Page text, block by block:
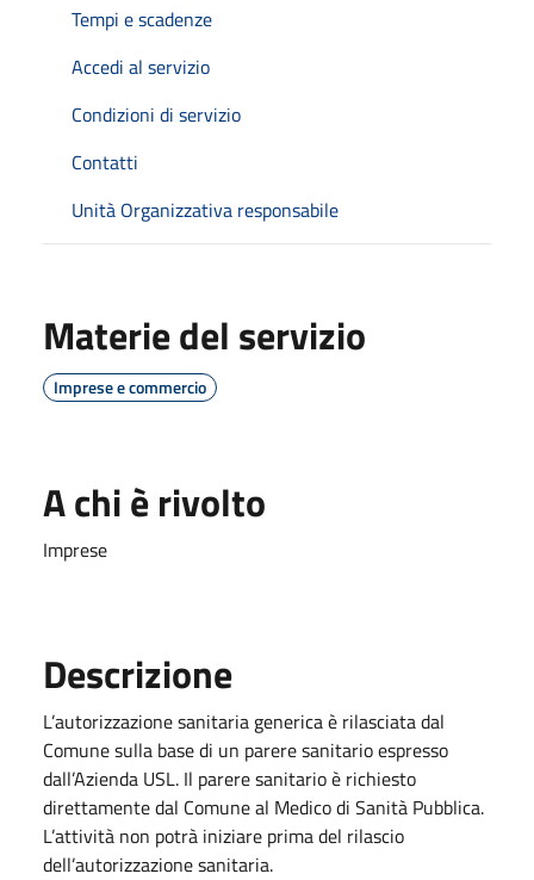
Tempi e scadenze
Accedi al servizio
Condizioni di servizio
Contatti
Unità Organizzativa responsabile
Materie del servizio
Imprese e commercio
A chi è rivolto
Imprese
Descrizione
L’autorizzazione sanitaria generica è rilasciata dal
Comune sulla base di un parere sanitario espresso
dall’Azienda USL. Il parere sanitario è richiesto
direttamente dal Comune al Medico di Sanità Pubblica.
L’attività non potrà iniziare prima del rilascio
dell’autorizzazione sanitaria.